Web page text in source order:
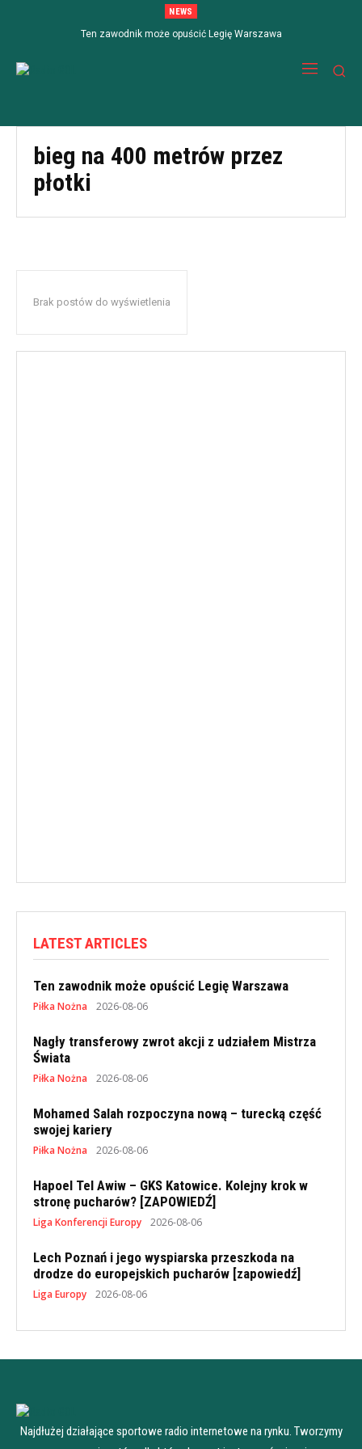
NEWS
Ten zawodnik może opuścić Legię Warszawa
bieg na 400 metrów przez
płotki
Brak postów do wyświetlenia
LATEST ARTICLES
Ten zawodnik może opuścić Legię Warszawa
Piłka Nożna 2026-08-06
Nagły transferowy zwrot akcji z udziałem Mistrza
Świata
Piłka Nożna 2026-08-06
Mohamed Salah rozpoczyna nową – turecką część
swojej kariery
Piłka Nożna 2026-08-06
Hapoel Tel Awiw – GKS Katowice. Kolejny krok w
stronę pucharów? [ZAPOWIEDŹ]
Liga Konferencji Europy 2026-08-06
Lech Poznań i jego wyspiarska przeszkoda na
drodze do europejskich pucharów [zapowiedź]
Liga Europy 2026-08-06
Najdłużej działające sportowe radio internetowe na rynku. Tworzymy